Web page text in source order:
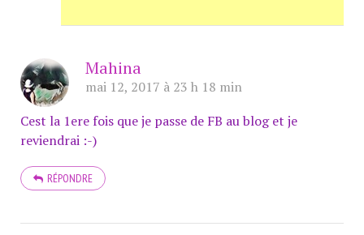
Mahina
mai 12, 2017 à 23 h 18 min
Cest la 1ere fois que je passe de FB au blog et je
reviendrai :-)
RÉPONDRE